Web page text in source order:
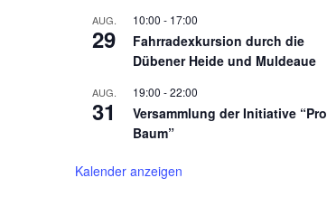
AUG.
29
10:00 - 17:00
Fahrradexkursion durch die
Dübener Heide und Muldeaue
AUG.
31
19:00 -22:00
Versammlung der Initiative “Pro
Baum”
Kalender anzeigen